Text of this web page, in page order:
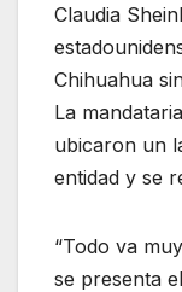
Claudia
Chihuahua
La
ubicaron un
entidad y se
“Todo va
se presenta